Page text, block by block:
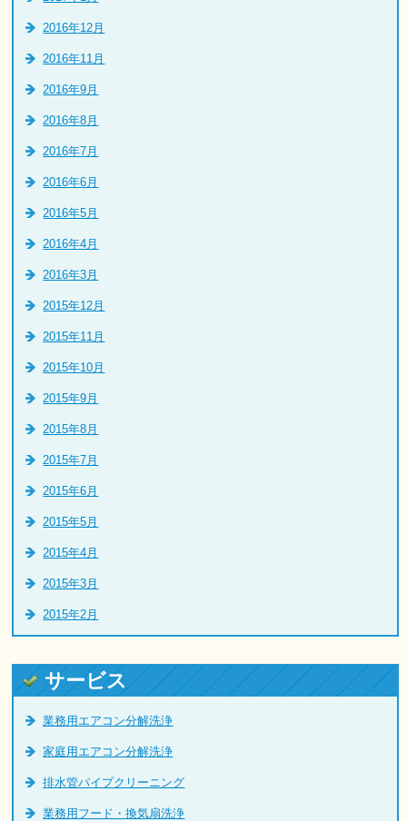
2016年12月
2016年11月
2016年9月
2016年8月
2016年7月
2016年6月
2016年5月
2016年4月
2016年3月
2015年12月
2015年11月
2015年10月
2015年9月
2015年8月
2015年7月
2015年6月
2015年5月
2015年4月
2015年3月
2015年2月
サービス
業務用エアコン分解洗浄
家庭用エアコン分解洗浄
排水管パイプクリーニング
業務用フード・換気扇洗浄